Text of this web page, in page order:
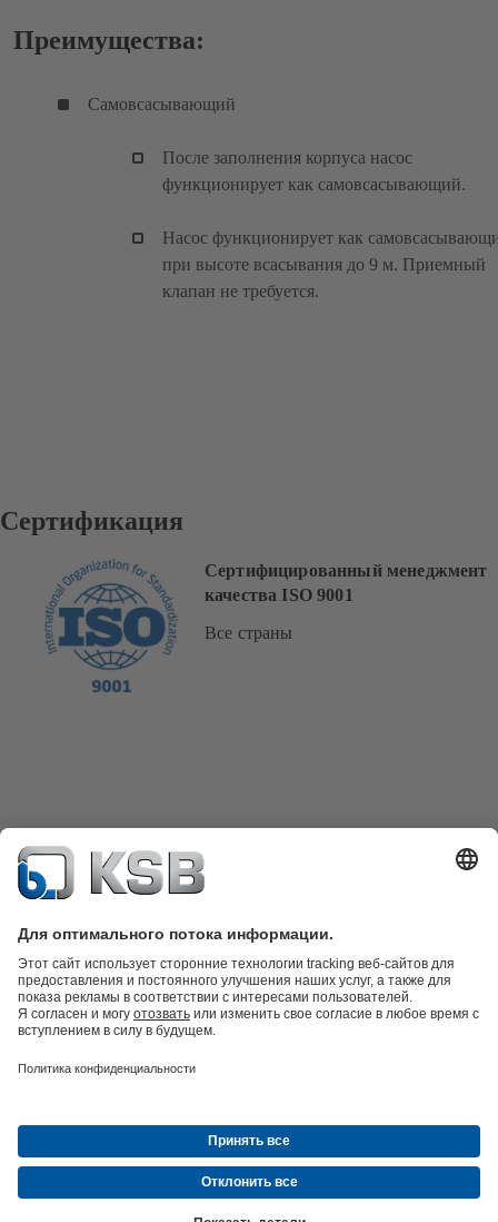
Преимущества:
Самовсасывающий
После заполнения корпуса насос
функционирует как самовсасывающий.
Насос функционирует как
при высоте всасывания до 9 м. Приемный
клапан не требуется.
Сертификация
Сертифицированный менеджмент
качества ISO 9001
Все страны
Техника очистки сточных водГидротехника
техникаИнженерное обеспечение зданийЭнергетика
Новости и событияПресс-релизы